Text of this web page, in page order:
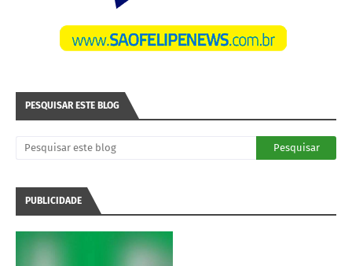
PESQUISAR ESTE BLOG
PUBLICIDADE